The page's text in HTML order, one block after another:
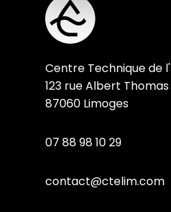
Centre Technique de
123 rue Albert Thomas
87060 Limoges
07 88 98 10 29
contact@ctelim.com